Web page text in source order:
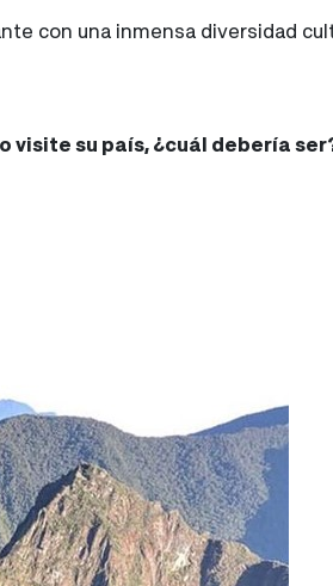
con una inmensa diversidad
visite su país, ¿cuál debería